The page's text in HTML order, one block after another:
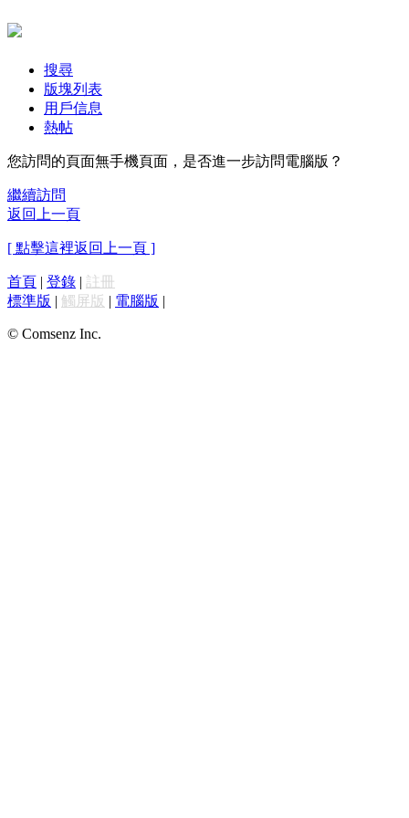
搜尋
版塊列表
用戶信息
熱帖
您訪問的頁面無手機頁面，是否進一步訪問電腦版？
繼續訪問
返回上一頁
[ 點擊這裡返回上一頁 ]
首頁 | 登錄 | 註冊
標準版 | 觸屏版 | 電腦版 |
© Comsenz Inc.